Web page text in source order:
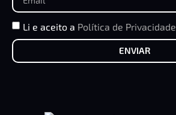
Li e aceito a Política de Privacidade
ENVIAR